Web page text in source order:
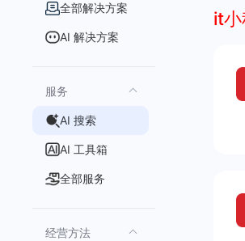
全部解决方案
AI 解决方案
服务
AI 搜索
AI 工具箱
全部服务
经营方法
it